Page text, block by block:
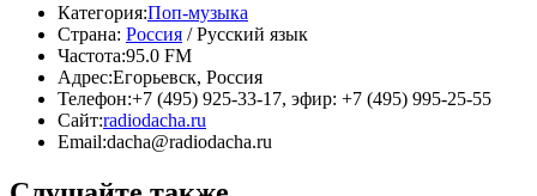
Категория:Поп-музыка
Страна: Россия / Русский язык
Частота:95.0 FM
Адрес:Егорьевск, Россия
Телефон:+7 (495) 925-33-17, эфир: +7 (495) 995-25-55
Сайт:radiodacha.ru
Email:dacha@radiodacha.ru